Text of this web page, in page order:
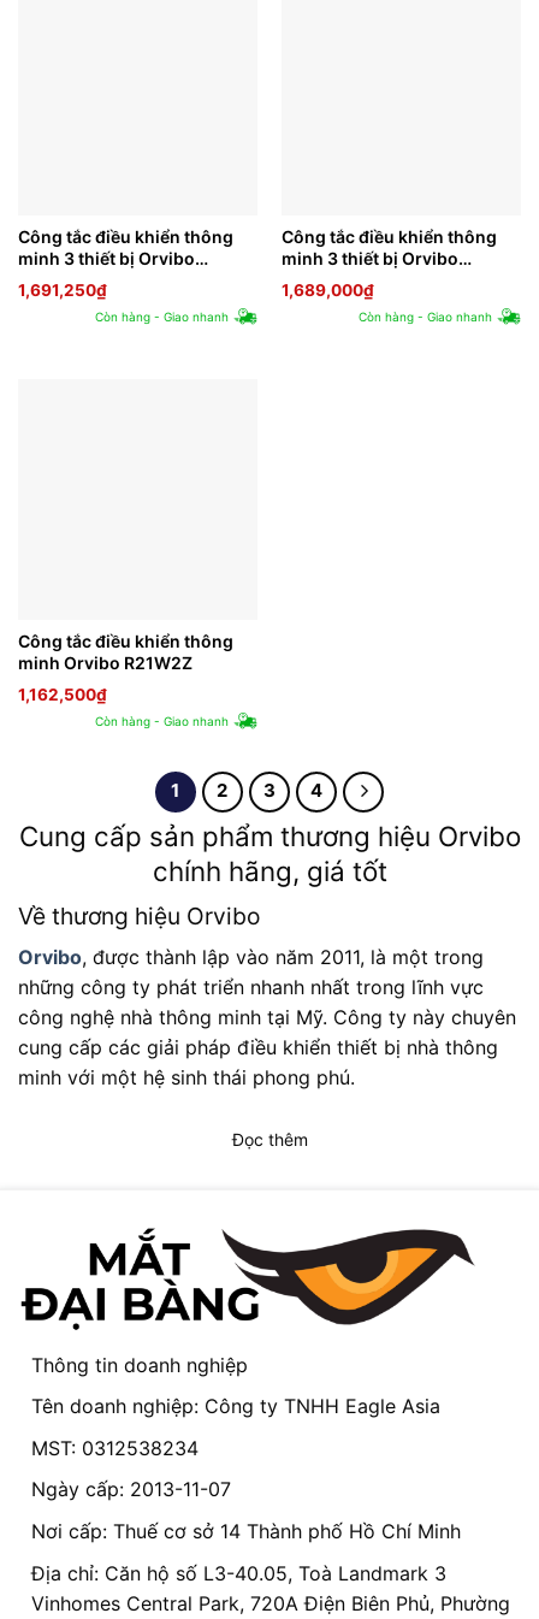
Công tắc điều khiển thông
minh 3 thiết bị Orvibo
T40W3Z
1,691,250₫
Còn hàng - Giao nhanh
Công tắc điều khiển thông
minh 3 thiết bị Orvibo
T40W3ZG
1,689,000₫
Còn hàng - Giao nhanh
Công tắc điều khiển thông
minh Orvibo R21W2Z
1,162,500₫
Còn hàng - Giao nhanh
1 2 3 4
Cung cấp sản phẩm thương hiệu Orvibo
chính hãng, giá tốt
Về thương hiệu Orvibo
Orvibo, được thành lập vào năm 2011, là một trong
những công ty phát triển nhanh nhất trong lĩnh vực
công nghệ nhà thông minh tại Mỹ. Công ty này chuyên
cung cấp các giải pháp điều khiển thiết bị nhà thông
minh với một hệ sinh thái phong phú.
Đọc thêm
Thông tin doanh nghiệp
Tên doanh nghiệp: Công ty TNHH Eagle Asia
MST: 0312538234
Ngày cấp: 2013-11-07
Nơi cấp: Thuế cơ sở 14 Thành phố Hồ Chí Minh
Địa chỉ: Căn hộ số L3-40.05, Toà Landmark 3
Vinhomes Central Park, 720A Điện Biên Phủ, Phường